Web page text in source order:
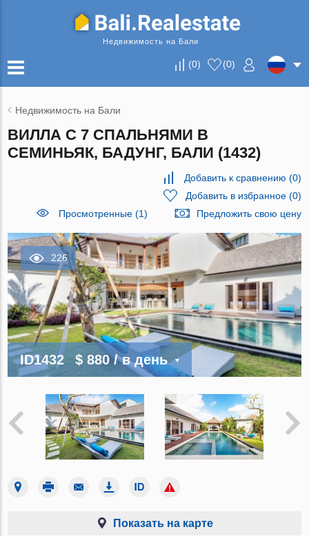
Недвижимость на Бали
(0) (0)
Недвижимость на Бали
ВИЛЛА С 7 СПАЛЬНЯМИ В
СЕМИНЬЯК, БАДУНГ, БАЛИ (1432)
Добавить к сравнению (0)
Добавить в избранное(0)
Просмотренные (1)
Предложить свою цену
226
ID1432 $ 880/ в день
Показать на карте